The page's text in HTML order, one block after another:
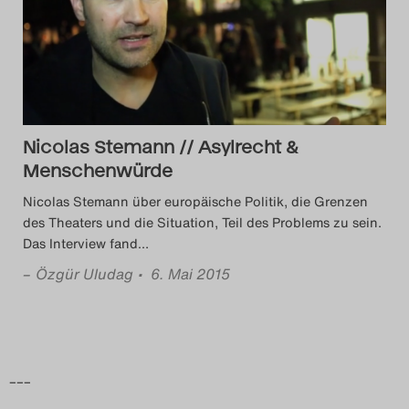
Das Theatertreffen-Blog
2014
Das Theatertreffen-Blog
2015
Das Theatertreffen-Blog
2016
Das Theatertreffen-Blog
Nicolas Stemann // Asylrecht &
Menschenwürde
Nicolas Stemann über europäische Politik, die Grenzen
des Theaters und die Situation, Teil des Problems zu sein.
Das Interview fand…
– Özgür Uludag • 6. Mai 2015
–––